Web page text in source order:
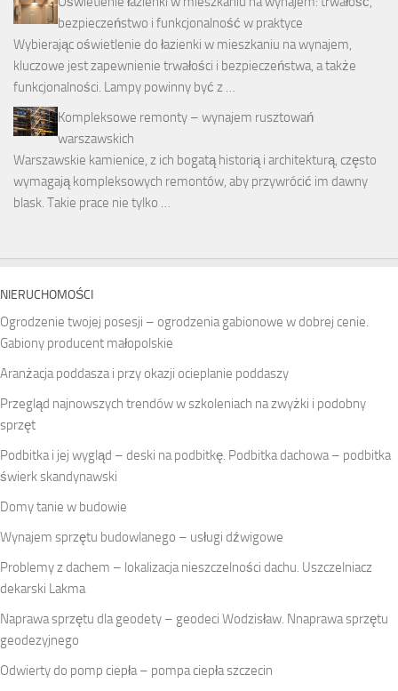
bezpieczeństwo i funkcjonalność w praktyce
Wybierając oświetlenie do łazienki w mieszkaniu na wynajem,
kluczowe jest zapewnienie trwałości i bezpieczeństwa, a także
funkcjonalności. Lampy powinny być z …
Kompleksowe remonty – wynajem rusztowań
warszawskich
Warszawskie kamienice, z ich bogatą historią i architekturą, często
wymagają kompleksowych remontów, aby przywrócić im dawny
blask. Takie prace nie tylko …
NIERUCHOMOŚCI
Ogrodzenie twojej posesji – ogrodzenia gabionowe w dobrej cenie.
Gabiony producent małopolskie
Aranżacja poddasza i przy okazji ocieplanie poddaszy
Przegląd najnowszych trendów w szkoleniach na zwyżki i podobny
sprzęt
Podbitka i jej wygląd – deski na podbitkę. Podbitka dachowa – podbitka
świerk skandynawski
Domy tanie w budowie
Wynajem sprzętu budowlanego – usługi dźwigowe
Problemy z dachem – lokalizacja nieszczelności dachu. Uszczelniacz
dekarski Lakma
Naprawa sprzętu dla geodety – geodeci Wodzisław. Nnaprawa sprzętu
geodezyjnego
Odwierty do pomp ciepła – pompa ciepła szczecin